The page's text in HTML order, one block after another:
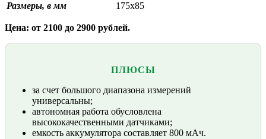
Размеры, в мм
175х85
Цена: от 2100 до 2900 рублей.
ПЛЮСЫ
за счет большого диапазона измерений
универсальны;
автономная работа обусловлена
высококачественными датчиками;
емкость аккумулятора составляет 800 мАч.